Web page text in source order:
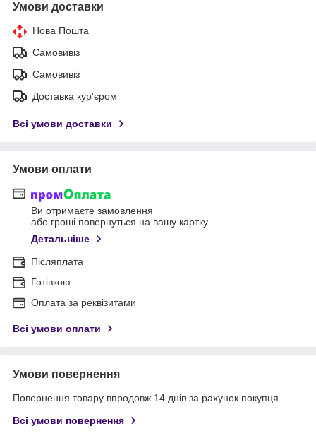
Умови доставки
Нова Пошта
Самовивіз
Самовивіз
Доставка кур'єром
Всі умови доставки
Умови оплати
Ви отримаєте замовлення
або гроші повернуться на вашу картку
Детальніше
Післяплата
Готівкою
Оплата за реквізитами
Всі умови оплати
Умови повернення
Повернення товару впродовж 14 днів за рахунок покупця
Всі умови повернення